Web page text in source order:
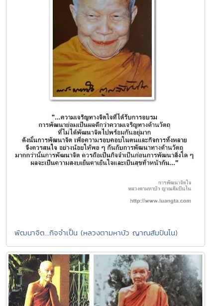
พัฒนาจิต...กิจจำเป็น (หลวงตามหาบัว ญาณสัมปันโน)